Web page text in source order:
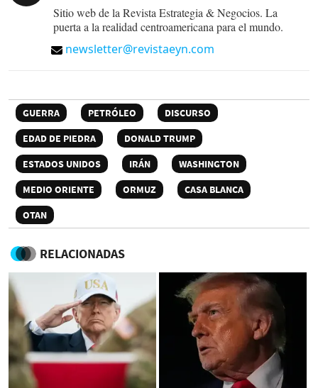
Sitio web de la Revista Estrategia & Negocios. La
puerta a la realidad centroamericana para el mundo.
newsletter@revistaeyn.com
GUERRA PETRÓLEO
DISCURSO
EDAD DE PIEDRA
DONALD TRUMP
ESTADOS UNIDOS
IRÁN
WASHINGTON
MEDIO ORIENTE
ORMUZ
CASA BLANCA
OTAN
RELACIONADAS